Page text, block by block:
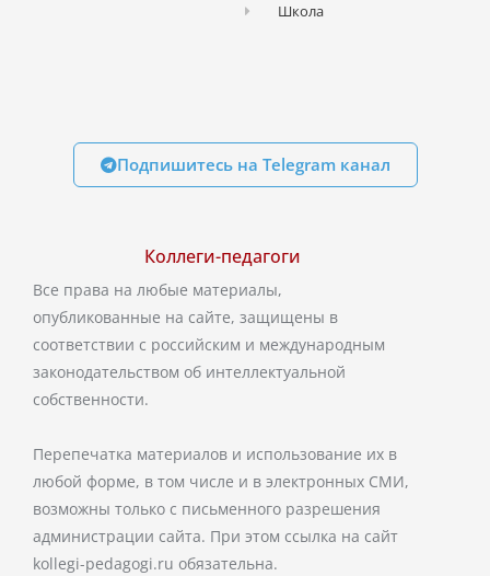
Школа
Подпишитесь на Telegram канал
Коллеги-педагоги
Все права на любые материалы,
опубликованные на сайте, защищены в
соответствии с российским и международным
законодательством об интеллектуальной
собственности.
Перепечатка материалов и использование их в
любой форме, в том числе и в электронных СМИ,
возможны только с письменного разрешения
администрации сайта. При этом ссылка на сайт
kollegi-pedagogi.ru обязательна.